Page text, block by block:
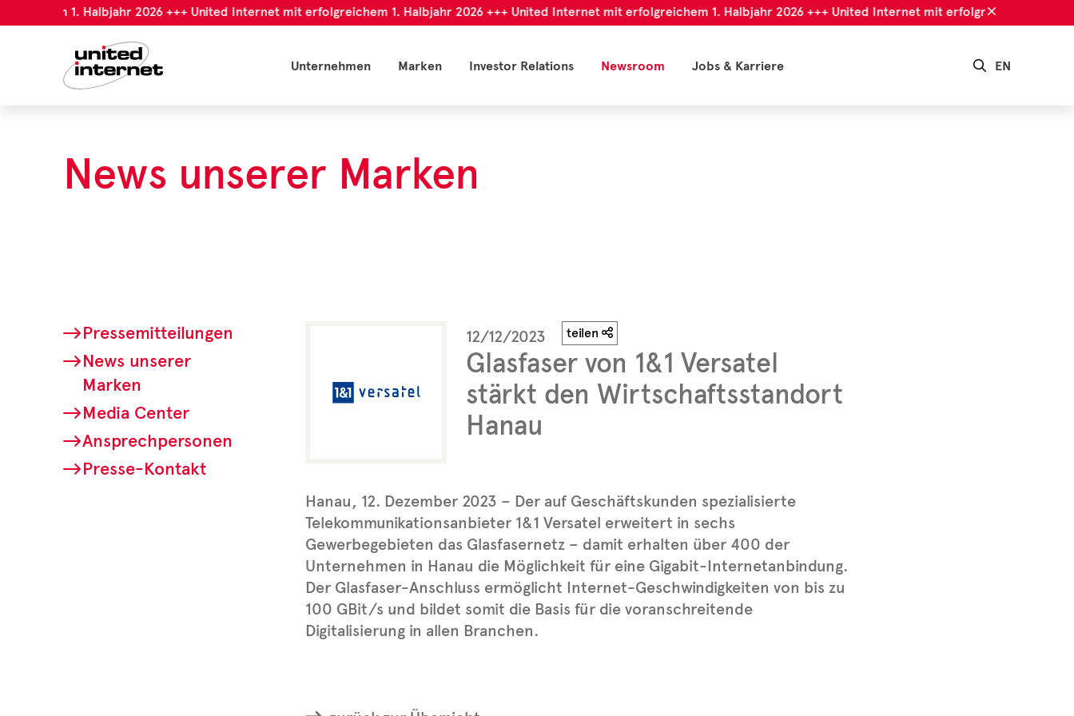
1. Halbjahr 2026 +++ United Internet mit erfolgreichem 1. Halbjahr 2026 +++ United Internet mit erfolgreichem 1. Halbjahr 2026 +++ United Internet mit erfolgreichem 1.
EN
Unternehmen Marken Investor Relations Newsroom Jobs & Karriere
News unserer Marken
Pressemitteilungen
News unserer
Marken
Media Center
Ansprechpersonen
Presse-Kontakt
12/12/2023 teilen
Glasfaser von 1&1 Versatel
stärkt den Wirtschaftsstandort
Hanau
Hanau, 12. Dezember 2023 – Der auf Geschäftskunden spezialisierte
Telekommunikationsanbieter 1&1 Versatel erweitert in sechs
Gewerbegebieten das Glasfasernetz – damit erhalten über 400 der
Unternehmen in Hanau die Möglichkeit für eine Gigabit-Internetanbindung.
Der Glasfaser-Anschluss ermöglicht Internet-Geschwindigkeiten von bis zu
100 GBit/s und bildet somit die Basis für die voranschreitende
Digitalisierung in allen Branchen.